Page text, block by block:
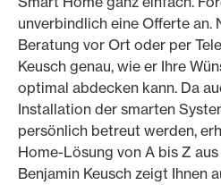
unverbindlich eine Offerte an.
Beratung vor Ort oder per
Keusch genau, wie er Ihre
optimal abdecken kann. Da
Installation der smarten
persönlich betreut werden,
Home-Lösung von A bis Z
Benjamin Keusch zeigt Ihnen